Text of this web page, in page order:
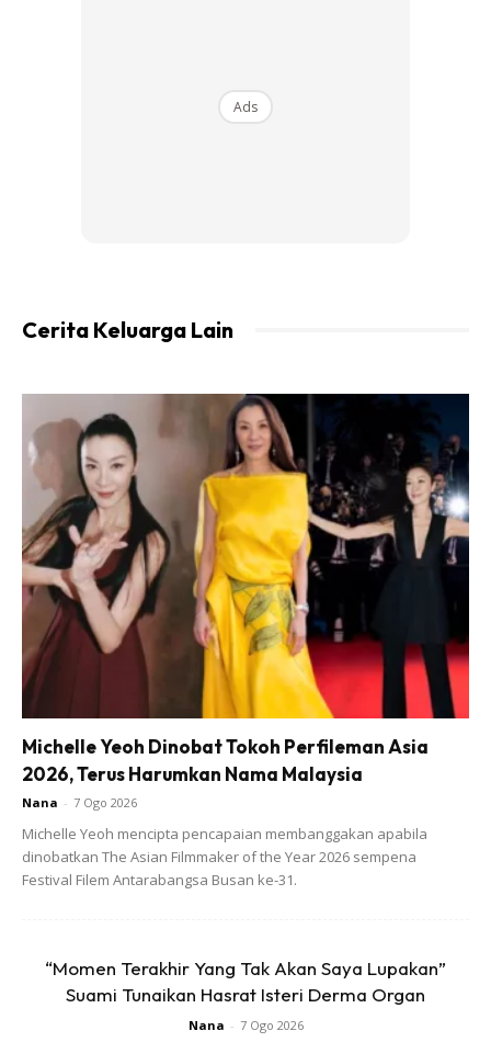
Ads
Cerita Keluarga Lain
Michelle Yeoh Dinobat Tokoh Perfileman Asia
2026, Terus Harumkan Nama Malaysia
Nana - 7 Ogo 2026
Michelle Yeoh mencipta pencapaian membanggakan apabila
dinobatkan The Asian Filmmaker of the Year 2026 sempena
Festival Filem Antarabangsa Busan ke-31.
“Momen Terakhir Yang Tak Akan Saya Lupakan”
Suami Tunaikan Hasrat Isteri Derma Organ
Nana - 7 Ogo 2026